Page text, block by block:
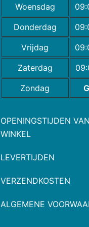
Woensdag
Donderdag
Vrijdag
Zaterdag
Zondag
OPENINGSTIJDEN
WINKEL
LEVERTIJDEN
VERZENDKOSTEN
ALGEMENE